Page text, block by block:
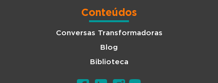
Conteúdos
Conversas Transformadoras
Blog
Biblioteca